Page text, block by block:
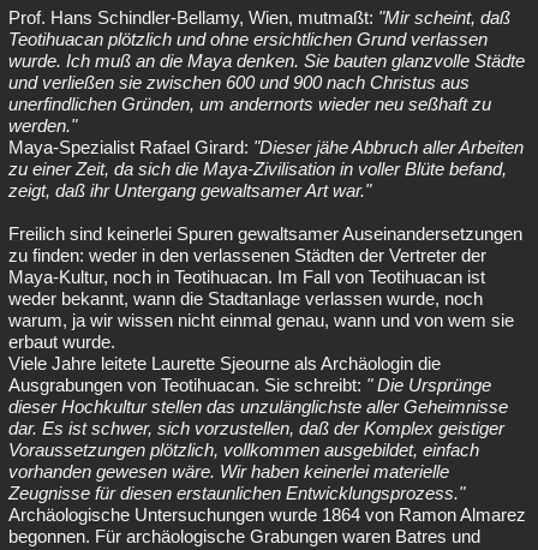
Prof. Hans Schindler-Bellamy, Wien, mutmaßt: "Mir scheint, daß
Teotihuacan plötzlich und ohne ersichtlichen Grund verlassen
wurde. Ich muß an die Maya denken. Sie bauten glanzvolle Städte
und verließen sie zwischen 600 und 900 nach Christus aus
unerfindlichen Gründen, um andernorts wieder neu seßhaft zu
werden."
Maya-Spezialist Rafael Girard: "Dieser jähe Abbruch aller Arbeiten
zu einer Zeit, da sich die Maya-Zivilisation in voller Blüte befand,
zeigt, daß ihr Untergang gewaltsamer Art war."
Freilich sind keinerlei Spuren gewaltsamer Auseinandersetzungen
zu finden: weder in den verlassenen Städten der Vertreter der
Maya-Kultur, noch in Teotihuacan. Im Fall von Teotihuacan ist
weder bekannt, wann die Stadtanlage verlassen wurde, noch
warum, ja wir wissen nicht einmal genau, wann und von wem sie
erbaut wurde.
Viele Jahre leitete Laurette Sjeourne als Archäologin die
Ausgrabungen von Teotihuacan. Sie schreibt: " Die Ursprünge
dieser Hochkultur stellen das unzulänglichste aller Geheimnisse
dar. Es ist schwer, sich vorzustellen, daß der Komplex geistiger
Voraussetzungen plötzlich, vollkommen ausgebildet, einfach
vorhanden gewesen wäre. Wir haben keinerlei materielle
Zeugnisse für diesen erstaunlichen Entwicklungsprozess."
Archäologische Untersuchungen wurde 1864 von Ramon Almarez
begonnen. Für archäologische Grabungen waren Batres und